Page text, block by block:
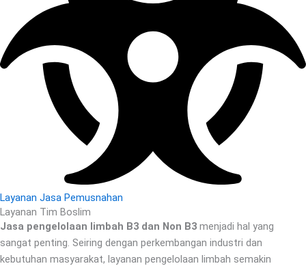
Layanan Jasa Pemusnahan
Layanan Tim Boslim
Jasa pengelolaan limbah B3 dan Non B3 menjadi hal yang
sangat penting. Seiring dengan perkembangan industri dan
kebutuhan masyarakat, layanan pengelolaan limbah semakin